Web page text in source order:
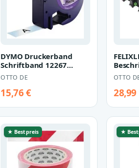
DYMO Druckerband
Schriftband 12267
Plastic Transparent
(S0721530)
OTTO DE
15,76 €
TZe-
OTTO
28,99
★ Bestpreis ★